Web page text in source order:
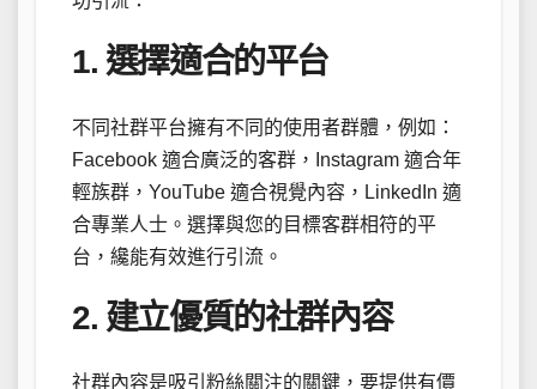
1. 選擇適合的平台
不同社群平台擁有不同的使用者群體，例如：
Facebook 適合廣泛的客群，Instagram 適合年
輕族群，YouTube 適合視覺內容，LinkedIn 適
合專業人士。選擇與您的目標客群相符的平
台，纔能有效進行引流。
2. 建立優質的社群內容
社群內容是吸引粉絲關注的關鍵，要提供有價